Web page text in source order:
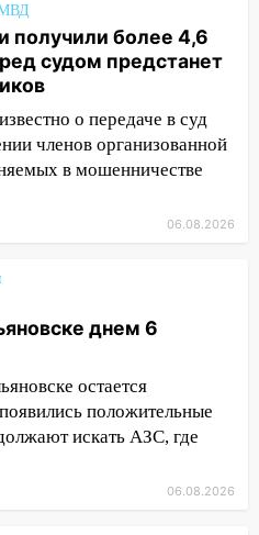
готовы
если им
рублей: перед
крупный пожар
обращении с
в
перевозчик
с чужими
алиментщик накопил
получили более 4,6
судом предстанет
о передаче в суд
членов организованной
в мошенничестве
06.08.2026
днем 6
остается
положительные
искать АЗС, где
06.08.2026